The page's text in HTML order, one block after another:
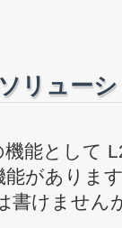
リュー
能として
がありま
書けません